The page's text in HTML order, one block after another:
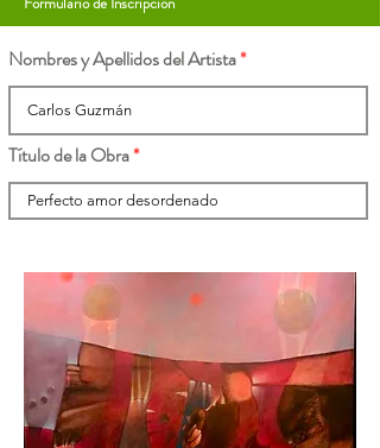
Nombres y Apellidos del Artista
Título de la Obra